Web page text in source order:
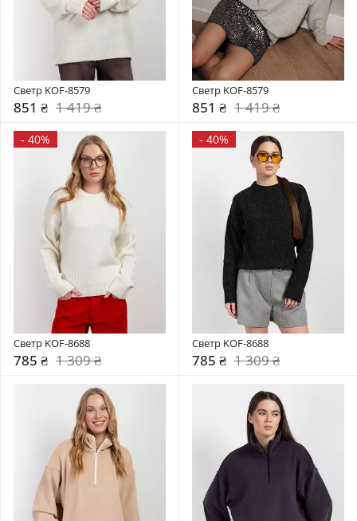
Светр KOF-8579
851 ₴ 1 419 ₴
Светр KOF-8579
851 ₴ 1 419 ₴
- 40%
Светр KOF-8688
785 ₴ 1 309 ₴
- 40%
Светр KOF-8688
785 ₴ 1 309 ₴